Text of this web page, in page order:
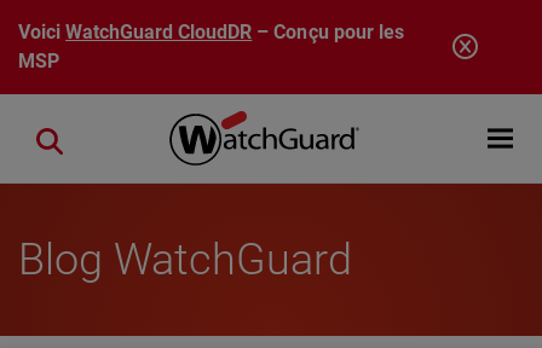
Aller au contenu principal
VoiciWatchGuard CloudDR – Conçu pour les
MSP
Open
Close search
Blog WatchGuard